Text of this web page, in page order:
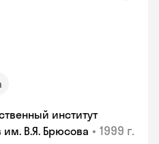
институт
В.Я. Брюсова • 1999 г.